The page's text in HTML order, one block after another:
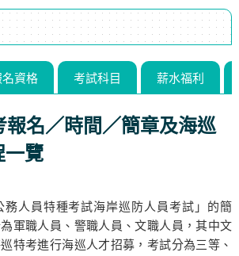
名資格 考試科目 薪水福利
報名／時間／簡章及海巡
一覽
務人員特種考試海岸巡防人員考試」的簡
軍職人員、警職人員、文職人員，其中文
特考進行海巡人才招募，考試分為三等、